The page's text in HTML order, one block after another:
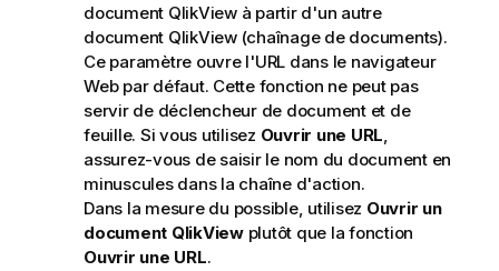
n
f
o
r
m
a
t
i
o
n
s
document QlikViewà partir d'un autre
document QlikView(chaînage de documents).
Ce paramètre ouvre l'URL dans le navigateur
Web par défaut. Cette fonction ne peut pas
servir de déclencheur de document et de
feuille. Si vous utilisez Ouvrir une URL
assurez-vous de saisir le nom du document en
minuscules dans la chaîne d'action.
Dans la mesure du possible, utilisez Ouvrir un
document QlikViewplutôt que la fonction
Ouvrir une URL.